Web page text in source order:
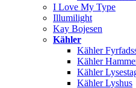
I Love My Type
Illumilight
Kay Bojesen
Kähler
Kähler
Kähler
Kähler
Kähler Lyshus